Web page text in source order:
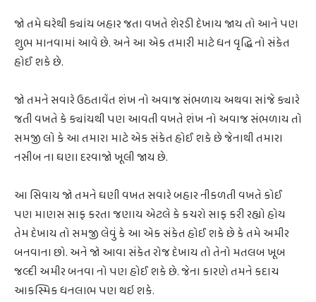
જો તમે ઘરેથી ક્યાંય બહાર જતા વખતે શેરડી દેખાય જાય તો આને પણ
શુભ માનવામાં આવે છે. અને આ એક તમારી માટે ધન વૃદ્ધિ નો સંકેત
હોઈ શકે છે.
જો તમને સવારે ઉઠતાવેંત શંખ નો અવાજ સંભળાય અથવા સાંજે ક્યારે
જતી વખતે કે ક્યાંયથી પણ આવતી વખતે શંખ નો અવાજ સંભળાય તો
સમજી લો કે આ તમારા માટે એક સંકેત હોઈ શકે છે જેનાથી તમારા
નસીબ ના ઘણા દરવાજો ખૂલી જાય છે.
આ સિવાય જો તમને ઘણી વખત સવારે બહાર નીકળતી વખતે કોઈ
પણ માણસ સાફ કરતા જણાય એટલે કે કચરો સાફ કરી રહ્યો હોય
તેમ દેખાય તો સમજી લેવું કે આ એક સંકેત હોઈ શકે છે કે તમે અમીર
બનવાના છો. અને જો આવા સંકેત રોજ દેખાય તો તેનો મતલબ ખૂબ
જલ્દી અમીર બનવા નો પણ હોઈ શકે છે. જેના કારણે તમને કદાચ
આકસ્મિક ધનલાભ પણ થઇ શકે.